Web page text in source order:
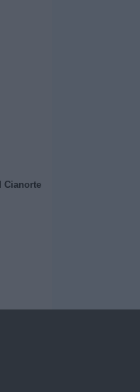
Cianorte